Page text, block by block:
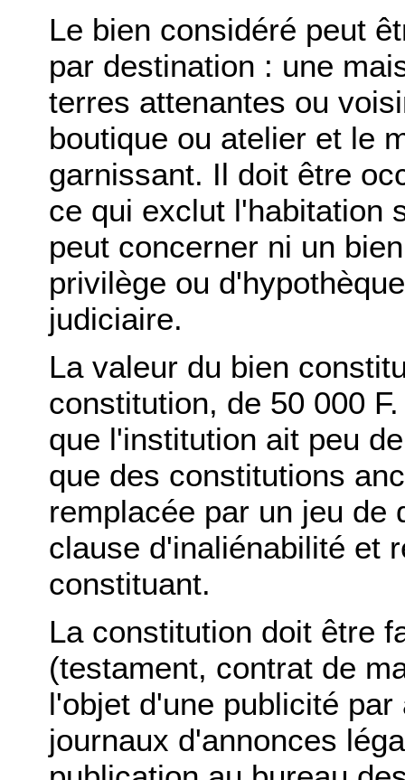
Le bien considéré peut
par destination : une
terres attenantes ou
boutique ou atelier et le
garnissant. Il doit être
ce qui exclut l'habitation
peut concerner ni un
privilège ou
judiciaire.
La valeur du bien
constitution, de 50 000
que l'institution ait peu
que des constitutions
remplacée par un jeu de
clause d'inaliénabilité et
constituant.
La constitution doit être
(testament, contrat de
l'objet d'une publicité
journaux d'annonces